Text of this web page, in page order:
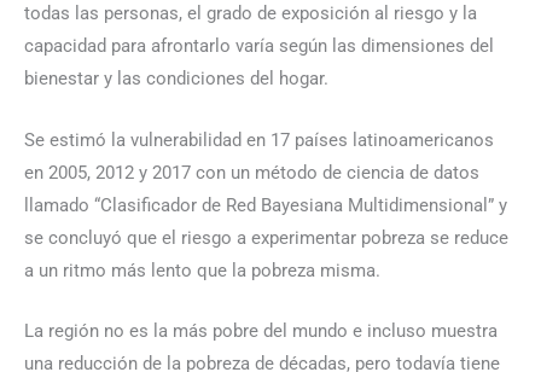
todas las personas, el grado de exposición al riesgo y la
capacidad para afrontarlo varía según las dimensiones del
bienestar y las condiciones del hogar.
Se estimó la vulnerabilidad en 17 países latinoamericanos
en 2005, 2012 y 2017 con un método de ciencia de datos
llamado “Clasificador de Red Bayesiana Multidimensional” y
se concluyó que el riesgo a experimentar pobreza se reduce
a un ritmo más lento que la pobreza misma.
La región no es la más pobre del mundo e incluso muestra
una reducción de la pobreza de décadas, pero todavía tiene